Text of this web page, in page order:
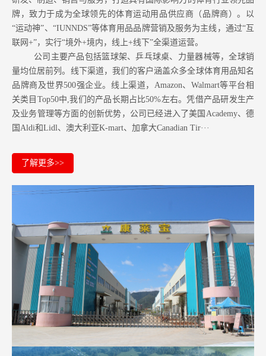
牌，致力于成为全球领先的体育运动用品供应商（品牌商）。以
“运动神”、“IUNNDS”等体育用品品牌营销及服务为主线，通过“互
联网+”，实行“境外+境内，线上+线下”全渠道运营。
公司主要产品包括篮球架、乒乓球桌、力量器械等，全球销
量均位居前列。 线下渠道，我们的客户涵盖众多全球体育用品知名
品牌商及世界500强企业。 线上渠道，Amazon、Walmart等平台相
关类目Top50中,我们的产品长期占比50%左右。凭借产品研发生产
及业务管理等方面的创新优势，公司已经进入了美国Academy、德
国Aldi和Lidl、澳大利亚K-mart、加拿大Canadian Tir···
了解更多>>